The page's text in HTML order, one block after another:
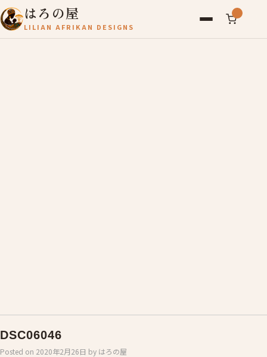
はろの屋
LILIAN AFRIKAN DESIGNS
DSC06046
Posted on 2020年2月26日 by はろの屋